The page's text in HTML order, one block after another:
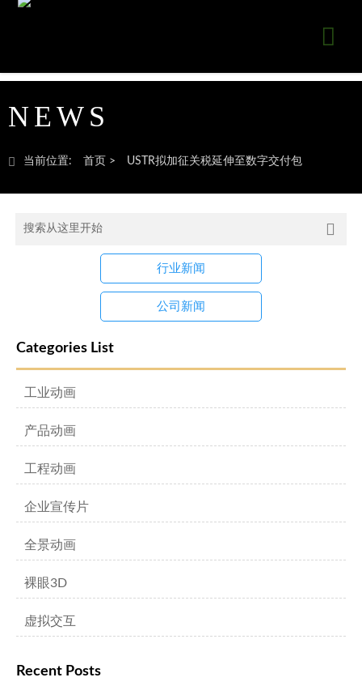

NEWS
 当前位置: 首页 > USTR拟加征关税延伸至数字交付包

行业新闻
公司新闻
Categories List
工业动画
产品动画
工程动画
企业宣传片
全景动画
裸眼3D
虚拟交互
Recent Posts